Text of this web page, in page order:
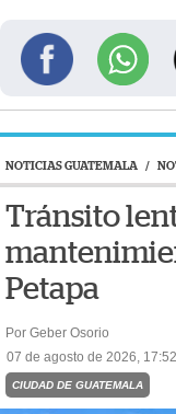
NOTICIAS GUATEMALA /
Tránsito
Petapa
Por Geber Osorio
07 de agosto de 2026, 17:52
CIUDAD DE GUATEMALA